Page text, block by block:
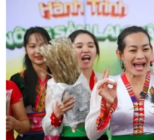
Học sinh Trường Tiểu học Phạm Tu,
học trở lại sau thời gian tạm
Mai/
Trao đổi với phóng viên